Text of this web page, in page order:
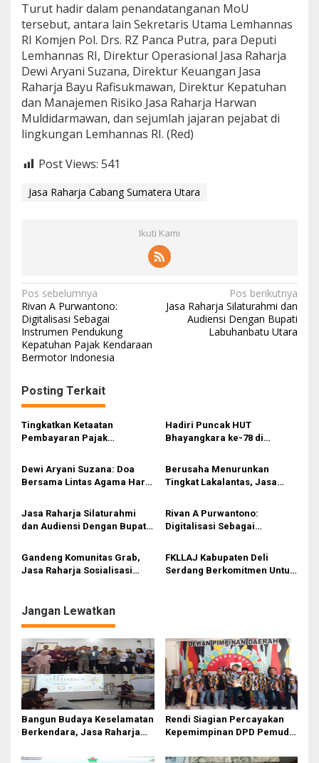
Turut hadir dalam penandatanganan MoU
tersebut, antara lain Sekretaris Utama Lemhannas
RI Komjen Pol. Drs. RZ Panca Putra, para Deputi
Lemhannas RI, Direktur Operasional Jasa Raharja
Dewi Aryani Suzana, Direktur Keuangan Jasa
Raharja Bayu Rafisukmawan, Direktur Kepatuhan
dan Manajemen Risiko Jasa Raharja Harwan
Muldidarmawan, dan sejumlah jajaran pejabat di
lingkungan Lemhannas RI. (Red)
Post Views: 541
Jasa Raharja Cabang Sumatera Utara
Ikuti Kami
Navigasi
pos
Pos sebelumnya
Rivan A Purwantono:
Digitalisasi Sebagai
Instrumen Pendukung
Kepatuhan Pajak Kendaraan
Bermotor Indonesia
Pos berikutnya
Jasa Raharja Silaturahmi dan
Audiensi Dengan Bupati
Labuhanbatu Utara
Posting Terkait
Tingkatkan Ketaatan
Pembayaran Pajak
Sumatera Utara Audiensi
Dengan Walikota Tanjung
Hadiri Puncak HUT
Bhayangkara ke-78 di
Apresiasi Transformasi dan
Inovasi Polri
Dewi Aryani Suzana: Doa
Bersama Lintas Agama Hari
Simbol Kuatnya Hubungan
Antar Umat Beragama
Berusaha Menurunkan
Tingkat Lakalantas, Jasa
Melaksanakan Program
Pengajar Peduli
Keselamatan Lalu Lintas
Jasa Raharja Silaturahmi
dan Audiensi Dengan Bupati
Rivan A Purwantono:
Digitalisasi Sebagai
Kepatuhan Pajak Kendaraan
Bermotor Indonesia
Gandeng Komunitas Grab,
Jasa Raharja Sosialisasi
Pembayaran Pajak
Kendaraan
FKLLAJ Kabupaten Deli
Serdang Berkomitmen Untuk
Jangan Lewatkan
Bangun Budaya Keselamatan
Berkendara, Jasa Raharja
Pasifik Medan Industri
Rendi Siagian Percayakan
Kepemimpinan DPD Pemuda
kepada Josef Sembiring